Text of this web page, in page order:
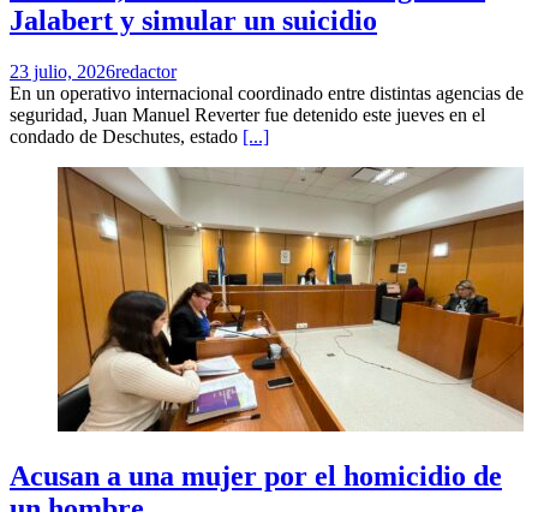
Jalabert y simular un suicidio
23 julio, 2026redactor
En un operativo internacional coordinado entre distintas agencias de
seguridad, Juan Manuel Reverter fue detenido este jueves en el
condado de Deschutes, estado [...]
Acusan a una mujer por el homicidio de